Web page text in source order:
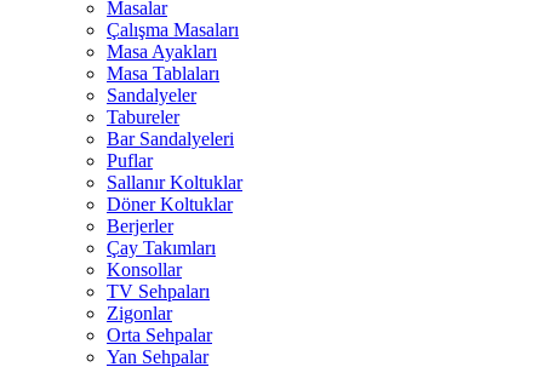
Masalar
Çalışma Masaları
Masa Ayakları
Masa Tablaları
Sandalyeler
Tabureler
Bar Sandalyeleri
Puflar
Sallanır Koltuklar
Döner Koltuklar
Berjerler
Çay Takımları
Konsollar
TV Sehpaları
Zigonlar
Orta Sehpalar
Yan Sehpalar